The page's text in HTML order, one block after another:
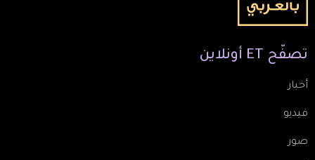
تصفّح ET أونلاين
أخبار
فيديو
صور